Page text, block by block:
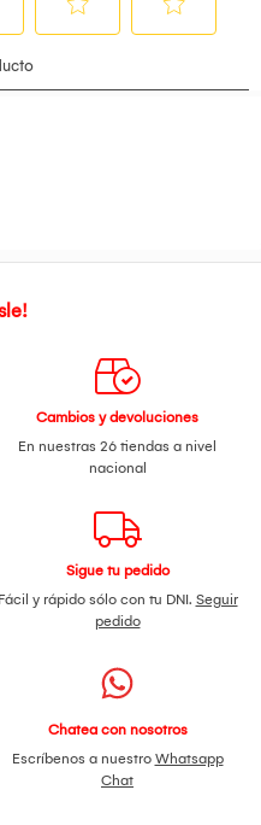
Cambios y devoluciones
En nuestras 26 tiendas a nivel
nacional
Sigue tu pedido
Fácil y rápido sólo con tu DNI. Seguir
pedido
Chatea con nosotros
Escríbenos a nuestro Whatsapp
Chat